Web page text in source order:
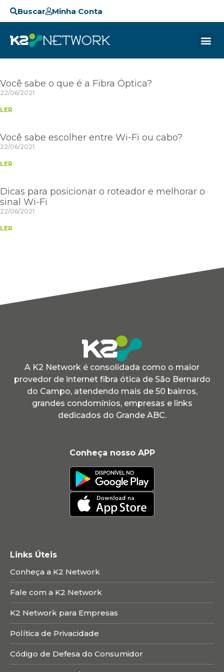
Buscar Minha Conta
Você sabe o que é a Fibra Óptica?
22/06/2021
LER
Você sabe escolher entre Wi-Fi ou cabo?
22/06/2021
LER
Dicas para posicionar o roteador e melhorar o
sinal Wi-Fi
22/06/2021
LER
A K2 Network é consolidada como o maior
provedor de internet fibra ótica de São Bernardo
do Campo, atendendo mais de 50 bairros,
grandes condomínios, empresas e links
dedicados do Grande ABC.
Conheça nosso APP
Links Úteis
Conheça a K2 Network
Fale com a K2 Network
K2 Network para Empresas
Política de Privacidade
Código de Defesa do Consumidor